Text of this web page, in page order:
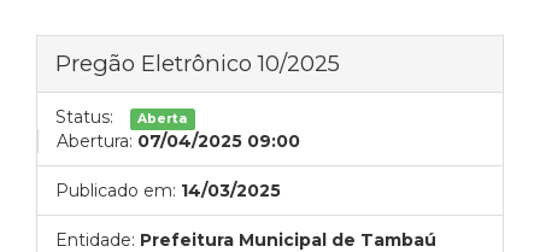
Pregão Eletrônico 10/2025
Status: Aberta
Abertura: 07/04/2025 09:00
Publicado em: 14/03/2025
Entidade: Prefeitura Municipal de Tambaú